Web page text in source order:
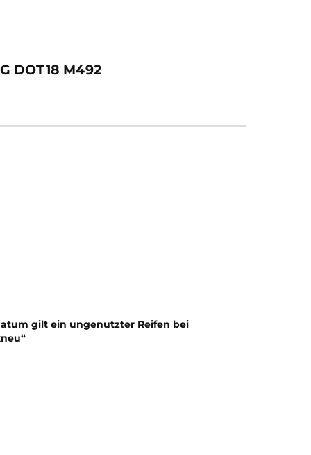
DOT18 M492
gilt ein ungenutzter Reifen bei